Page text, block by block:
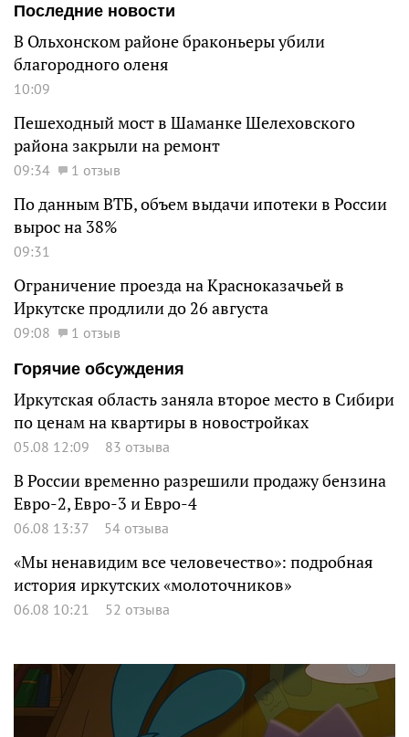
Последние новости
В Ольхонском районе браконьеры убили
благородного оленя
10:09
Пешеходный мост в Шаманке Шелеховского
района закрыли на ремонт
09:34 1 отзыв
По данным ВТБ, объем выдачи ипотеки в России
вырос на 38%
09:31
Ограничение проезда на Красноказачьей в
Иркутске продлили до 26 августа
09:08
1 отзыв
Горячие обсуждения
Иркутская область заняла второе место в Сибири
по ценам на квартиры в новостройках
05.08 12:09 83 отзыва
В России временно разрешили продажу бензина
Евро-2, Евро-3 и Евро-4
06.08 13:37 54 отзыва
«Мы ненавидим все человечество»: подробная
история иркутских «молоточников»
06.08 10:21 52 отзыва